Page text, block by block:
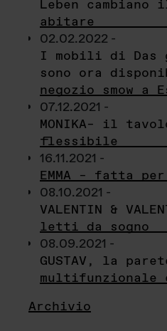
Leben cambiano
abitare
02.02.2022 -
I mobili di Das
sono ora
negozio smow a
07.12.2021 -
MONIKA– il
flessibile
16.11.2021 -
EMMA – fatta
08.10.2021 -
VALENTIN &
letti da sogno
08.09.2021 -
GUSTAV, la
multifunzionale
Archivio